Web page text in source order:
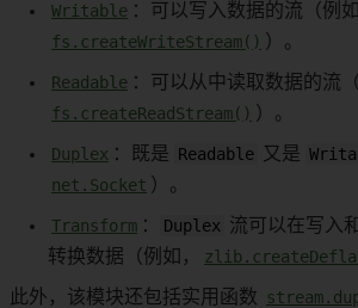
Writable ：可以写入数据的流（例如
fs.createWriteStream() ）。
Readable ：可以从中读取数据的流（
fs.createReadStream() ）。
Duplex ：既是 Readable 又是
net.Socket ）。
Transform ： Duplex 流可以在写入
转换数据（例如，
此外，该模块还包括实用函数